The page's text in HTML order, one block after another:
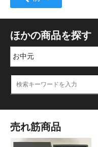
ほかの商品を探す
売れ筋商品